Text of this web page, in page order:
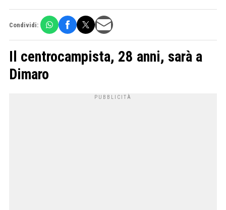
Condividi:
Il centrocampista, 28 anni, sarà a
Dimaro